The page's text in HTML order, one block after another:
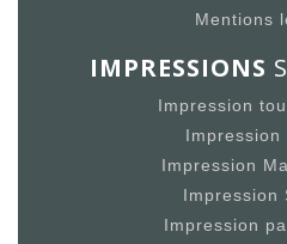
Mentions
IMPRESSIONS
Impression
Impression
Impression
Impression
Impression